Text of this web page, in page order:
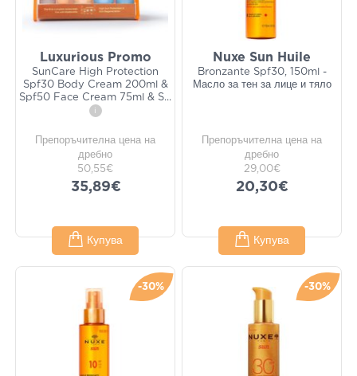
Luxurious Promo
SunCare High Protection
Spf30 Body Cream 200ml &
Spf50 Face Cream 75ml & S...
i
Препоръчителна цена на
дребно
50,55€
35,89€
Купува
Nuxe Sun Huile
Bronzante Spf30, 150ml -
Масло за тен за лице и тяло
Препоръчителна цена на
дребно
29,00€
20,30€
Купува
-30% -30%